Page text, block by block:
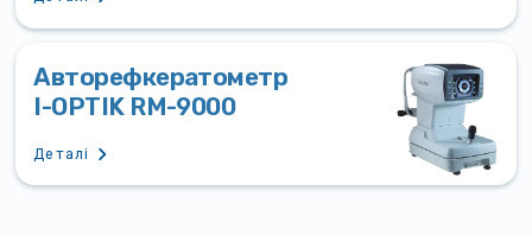
Авторефкератометр
I-OPTIK RM-9000
Деталі